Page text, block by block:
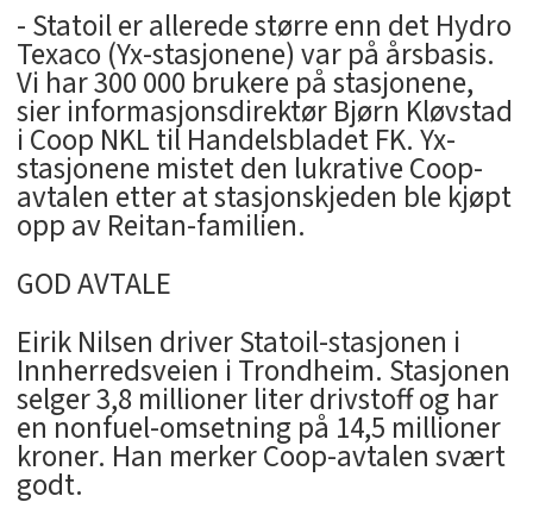
- Statoil er allerede større enn det Hydro
Texaco (Yx-stasjonene) var på årsbasis.
Vi har 300 000 brukere på stasjonene,
sier informasjonsdirektør Bjørn Kløvstad
i Coop NKL til Handelsbladet FK. Yx-
stasjonene mistet den lukrative Coop-
avtalen etter at stasjonskjeden ble kjøpt
opp av Reitan-familien.
GOD AVTALE
Eirik Nilsen driver Statoil-stasjonen i
Innherredsveien i Trondheim. Stasjonen
selger 3,8 millioner liter drivstoff og har
en nonfuel-omsetning på 14,5 millioner
kroner. Han merker Coop-avtalen svært
godt.